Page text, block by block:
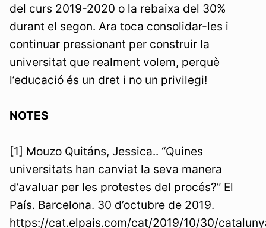
del curs 2019-2020 o la rebaixa del 30%
durant el segon. Ara toca consolidar-les i
continuar pressionant per construir la
universitat que realment volem, perquè
l’educació és un dret i no un privilegi!
NOTES
[1] Mouzo Quitáns, Jessica.. “Quines
universitats han canviat la seva manera
d’avaluar per les protestes del procés?” El
País. Barcelona. 30 d’octubre de 2019.
https://cat.elpais.com/cat/2019/10/30/